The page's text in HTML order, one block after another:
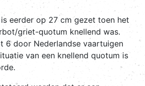
eerder op 27 cm gezet toen het
griet-quotum knellend was.
6 door Nederlandse vaartuigen
van een knellend quotum is